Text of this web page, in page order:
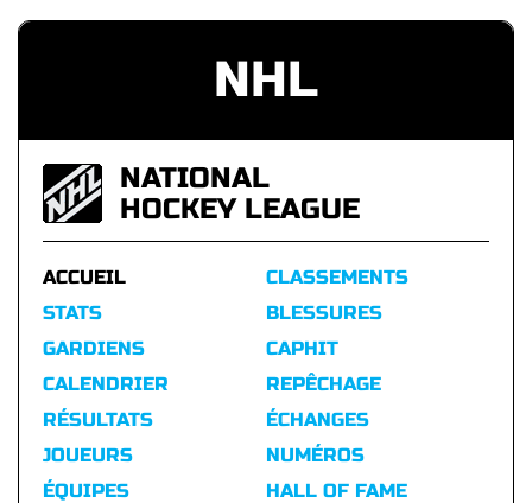
NHL
NATIONAL
HOCKEY LEAGUE
ACCUEIL
STATS
GARDIENS
CALENDRIER
RÉSULTATS
CLASSEMENTS
BLESSURES
CAPHIT
REPÊCHAGE
ÉCHANGES
JOUEURS
ÉQUIPES
NUMÉROS
HALL OF FAME